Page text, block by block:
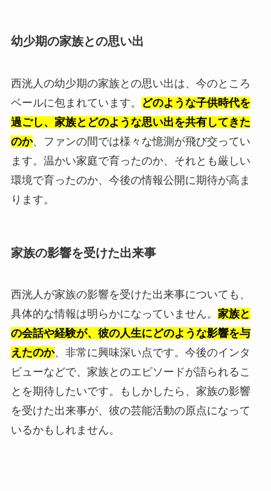
幼少期の家族との思い出
西洸人の幼少期の家族との思い出は、今のところ
ベールに包まれています。
どのような子供時代を
過ごし、家族とどのような思い出を共有してきた
のか、ファンの間では様々な憶測が飛び交ってい
ます。温かい家庭で育ったのか、それとも厳しい
環境で育ったのか、今後の情報公開に期待が高ま
ります。
家族の影響を受けた出来事
西洸人が家族の影響を受けた出来事についても、
具体的な情報は明らかになっていません。 家族と
の会話や経験が、彼の人生にどのような影響を与
えたのか、非常に興味深い点です。今後のインタ
ビューなどで、家族とのエピソードが語られるこ
とを期待したいです。もしかしたら、家族の影響
を受けた出来事が、彼の芸能活動の原点になって
いるかもしれません。